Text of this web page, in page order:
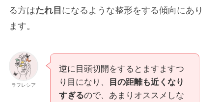
る方はたれ目 になるような整形をする傾向にあり
ます。
ラフレシア
逆に目頭切開をするとますますつ
り目になり、
目の距離も近くなり
すぎるので、あまりオススメしな